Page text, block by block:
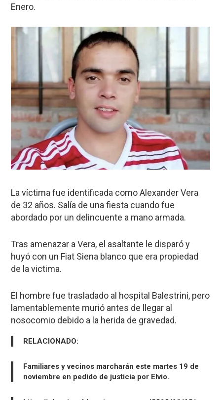
Enero.
La víctima fue identificada como Alexander Vera
de 32 años. Salía de una fiesta cuando fue
abordado por un delincuente a mano armada.
Tras amenazar a Vera, el asaltante le disparó y
huyó con un Fiat Siena blanco que era propiedad
de la victima.
El hombre fue trasladado al hospital Balestrini, pero
lamentablemente murió antes de llegar al
nosocomio debido a la herida de gravedad.
RELACIONADO:
Familiares y vecinos marcharán este martes 19 de
noviembre en pedido de justicia por Elvio.